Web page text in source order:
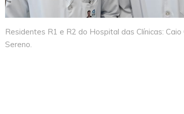
Residentes R1 e R2 do Hospital das Clínicas:
Sereno.